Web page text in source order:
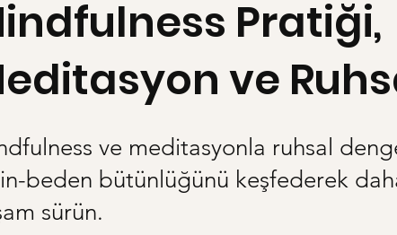
Pratiği,
ve
ve meditasyonla ruhsal
beden bütünlüğünü keşfederek
sürün.